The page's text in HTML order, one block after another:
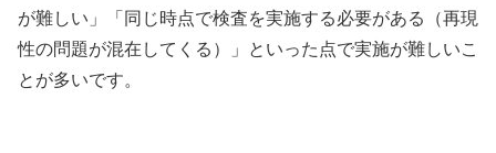
が難しい」「同じ時点で検査を実施する必要がある（再現
性の問題が混在してくる）」といった点で実施が難しいこ
とが多いです。